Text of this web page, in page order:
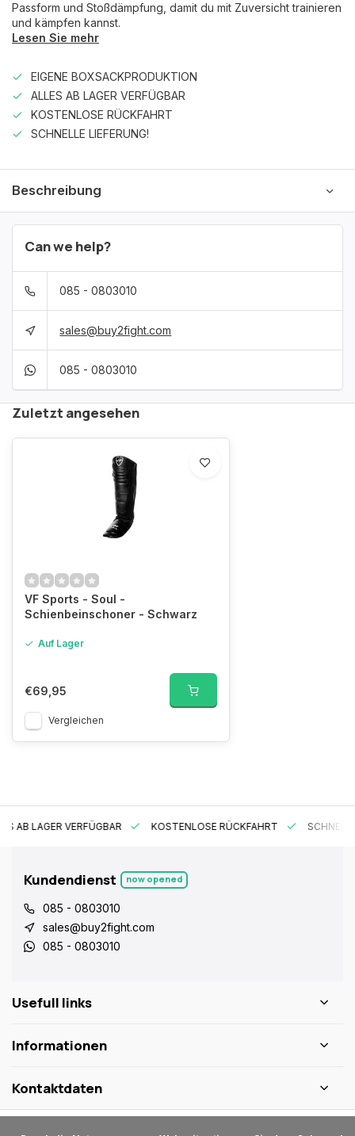
Passform und Stoßdämpfung, damit du mit Zuversicht trainieren
und kämpfen kannst.
Lesen Sie mehr
EIGENE BOXSACKPRODUKTION
ALLES AB LAGER VERFÜGBAR
KOSTENLOSE RÜCKFAHRT
SCHNELLE LIEFERUNG!
Beschreibung
Can we help?
085 - 0803010
sales@buy2fight.com
085 - 0803010
Zuletzt angesehen
VF Sports - Soul -
Schienbeinschoner - Schwarz
Auf Lager
€69,95
Vergleichen
AB LAGER VERFÜGBAR KOSTENLOSE RÜCKFAHRT
Kundendienst now opened
085 - 0803010
sales@buy2fight.com
085 - 0803010
Usefull links
Informationen
Kontaktdaten